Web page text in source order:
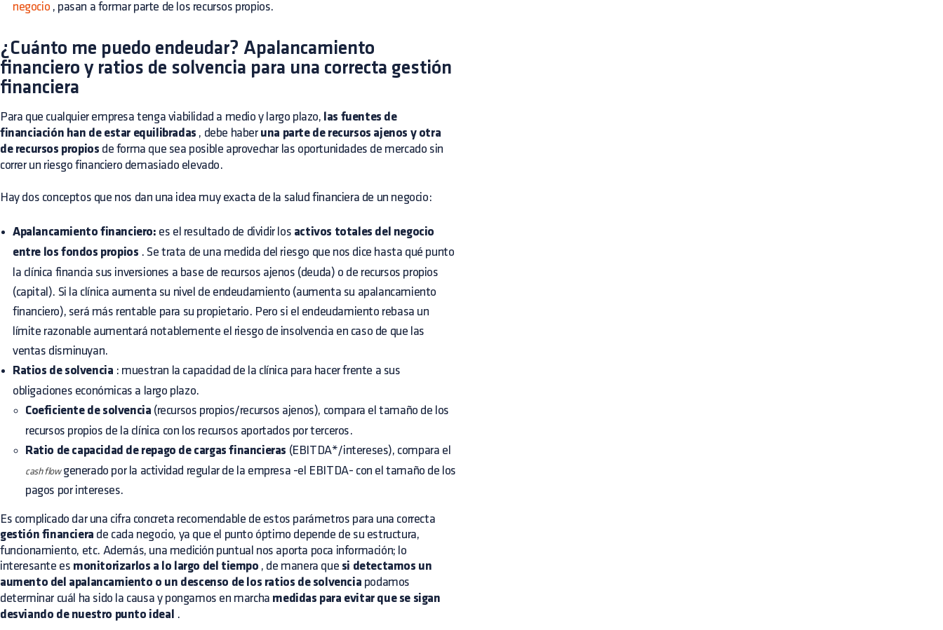
negocio , pasan a formar parte de los recursos propios.
¿Cuánto me puedo endeudar? Apalancamiento
financiero y ratios de solvencia para una correcta gestión
financiera
Para que cualquier empresa tenga viabilidad a medio y largo plazo, las fuentes de
financiación han de estar equilibradas , debe haber una parte de recursos ajenos y otra
de recursos propios de forma que sea posible aprovechar las oportunidades de mercado sin
correr un riesgo financiero demasiado elevado.
Hay dos conceptos que nos dan una idea muy exacta de la salud financiera de un negocio:
Apalancamiento financiero: es el resultado de dividir los activos totales del negocio
entre los fondos propios . Se trata de una medida del riesgo que nos dice hasta qué punto
la clínica financia sus inversiones a base de recursos ajenos (deuda) o de recursos propios
(capital). Si la clínica aumenta su nivel de endeudamiento (aumenta su apalancamiento
financiero), será más rentable para su propietario. Pero si el endeudamiento rebasa un
límite razonable aumentará notablemente el riesgo de insolvencia en caso de que las
ventas disminuyan.
Ratios de solvencia : muestran la capacidad de la clínica para hacer frente a sus
obligaciones económicas a largo plazo.
Coeficiente de solvencia (recursos propios/recursos ajenos), compara el tamaño de los
recursos propios de la clínica con los recursos aportados por terceros.
Ratio de capacidad de repago de cargas financieras (EBITDA*/intereses), compara el
cash flowgenerado por la actividad regular de la empresa -el EBITDA- con el tamaño de los
pagos por intereses.
Es complicado dar una cifra concreta recomendable de estos parámetros para una correcta
gestión financiera de cada negocio, ya que el punto óptimo depende de su estructura,
funcionamiento, etc. Además, una medición puntual nos aporta poca información; lo
interesante es monitorizarlos a lo largo del tiempo , de manera que si detectamos un
aumento del apalancamiento o un descenso de los ratios de solvencia podamos
determinar cuál ha sido la causa y pongamos en marcha medidas para evitar que se sigan
desviando de nuestro punto ideal .